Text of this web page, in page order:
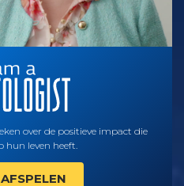
over de positieve impact die
hun leven heeft.